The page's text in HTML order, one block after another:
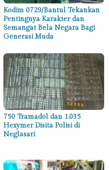
Kodim 0729/Bantul Tekankan
Pentingnya Karakter dan
Semangat Bela Negara Bagi
Generasi Muda
750 Tramadol dan 1.035
Hexymer Disita Polisi di
Neglasari